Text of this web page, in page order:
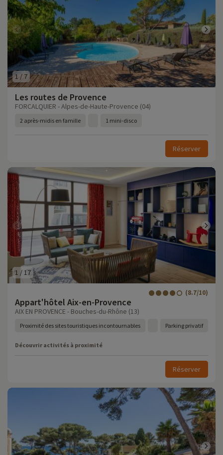
1 / 7
Les routes de Provence
FORCALQUIER - Alpes-de-Haute-Provence (04)
2 après-midis en famille 1 mini-disco
Réserver
1 / 17
Appart'hôtel Aix-en-Provence
(8.7/10)
AIX EN PROVENCE - Bouches-du-Rhône (13)
Proximité des sites touristiques incontournables Parking privatif
Découvrir activités à proximité
Réserver